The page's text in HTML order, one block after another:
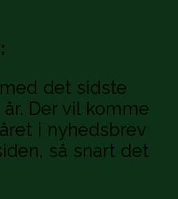
det sidste
Der vil komme
i nyhedsbrev
så snart det